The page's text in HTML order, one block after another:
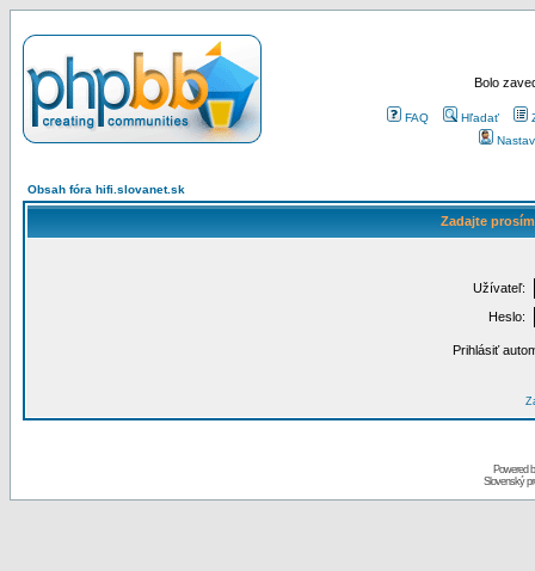
Bolo
FAQ Hľadať
Obsah fóra hifi.slovanet.sk
Zadajte
Užívateľ:
Heslo:
Prihlásiť
Powered
Slovenský